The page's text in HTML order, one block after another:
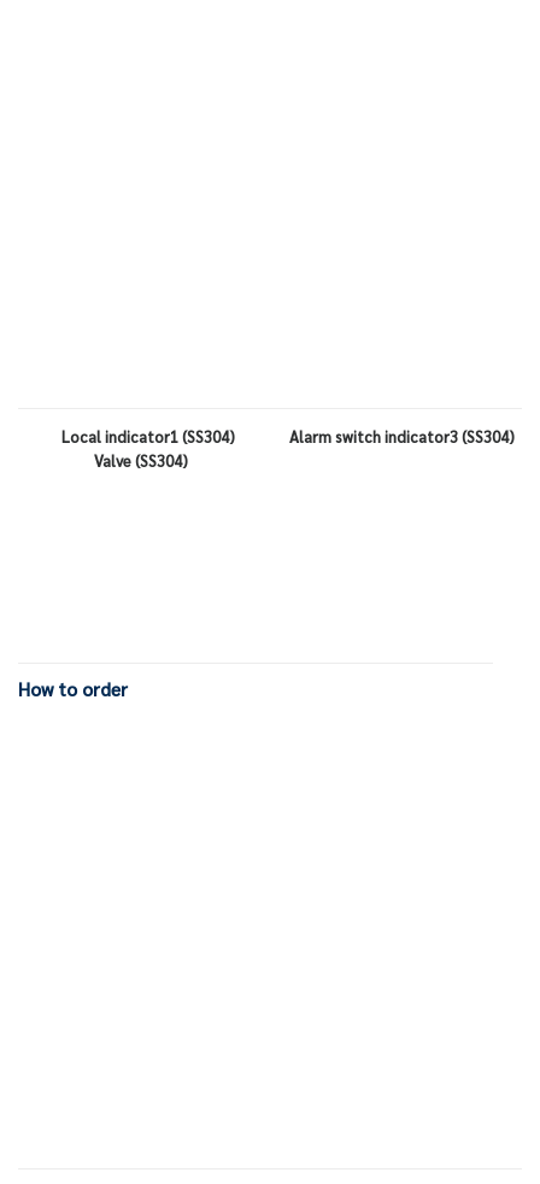
Local indicator1 (SS304) Alarm switch indicator3 (SS304)
Valve (SS304)
How to order